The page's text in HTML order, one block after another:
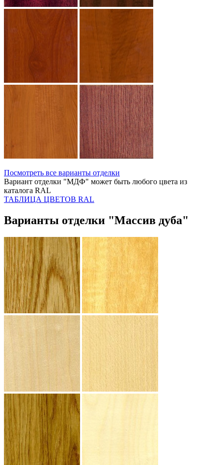
Посмотреть все варианты отделки
Вариант отделки "МДФ" может быть любого цвета из
каталога RAL
ТАБЛИЦА ЦВЕТОВ RAL
Варианты отделки "Массив дуба"